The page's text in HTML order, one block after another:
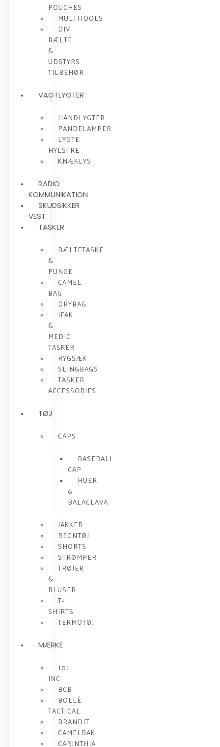
POUCHES
MULTITOOLS
DIV.
BÆLTE
&
UDSTYRS
TILBEHØR
VAGTLYGTER
HÅNDLYGTER
PANDELAMPER
LYGTE
HYLSTRE
KNÆKLYS
RADIO
KOMMUNIKATION
SKUDSIKKER
VEST
TASKER
BÆLTETASKE
&
PUNGE
CAMEL
BAG
DRYBAG
IFAK
&
MEDIC
TASKER
RYGSÆK
SLINGBAGS
TASKER
ACCESSORIES
TØJ
CAPS
BASEBALL
CAP
HUER
&
BALACLAVA
JAKKER
REGNTØJ
SHORTS
STRØMPER
TRØJER
&
BLUSER
T-
SHIRTS
TERMOTØJ
MÆRKE
101
INC
BCB
BOLLÉ
TACTICAL
BRANDIT
CAMELBAK
CARINTHIA